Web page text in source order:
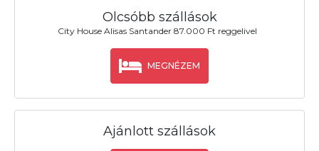
Olcsóbb szállások
City House Alisas Santander 87.000 Ft reggelivel
MEGNÉZEM
Ajánlott szállások